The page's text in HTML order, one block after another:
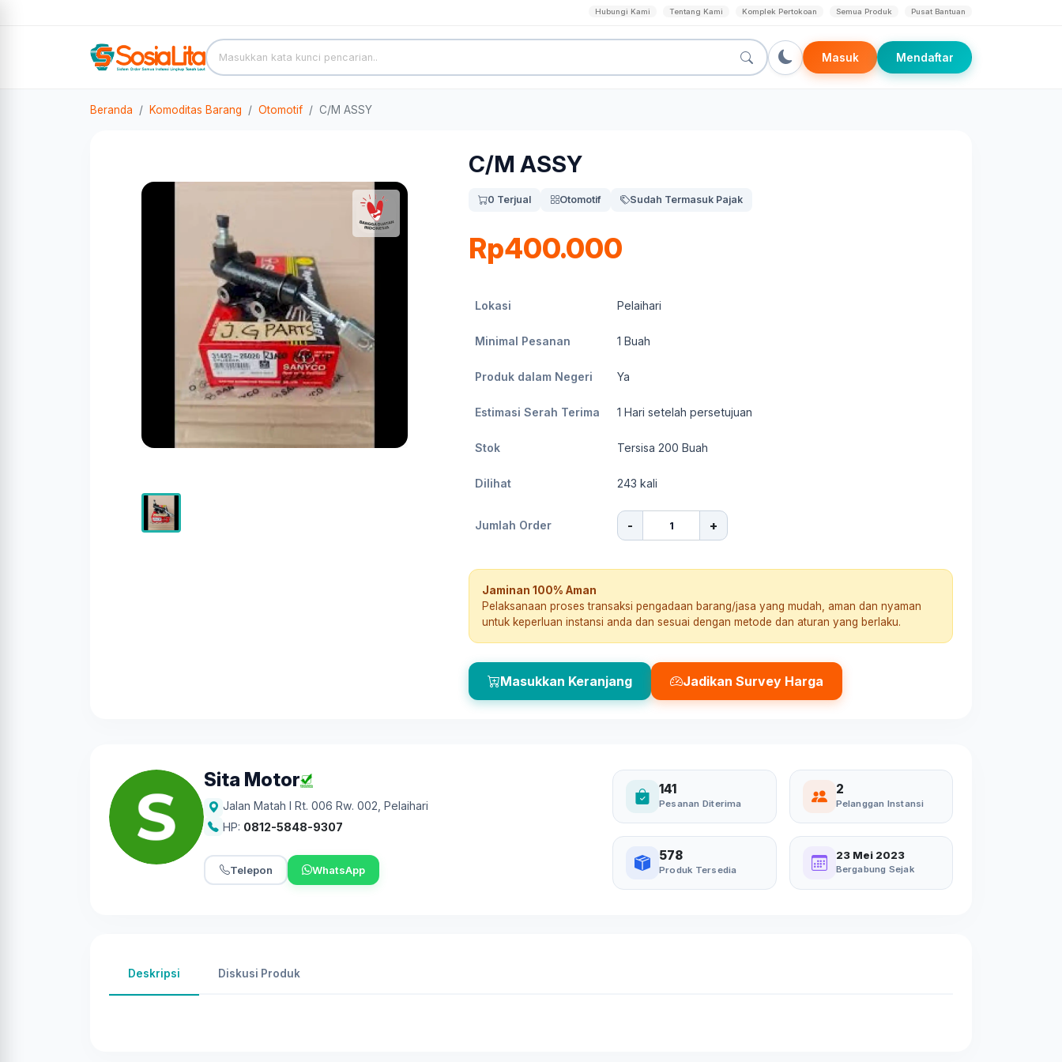
Hubungi Kami Tentang Kami Komplek Pertokoan Semua Produk Pusat Bantuan
Masuk Mendaftar
Beranda Komoditas Barang Otomotif C/M ASSY
C/M ASSY
0 Terjual Otomotif Sudah Termasuk Pajak
Rp400.000
Lokasi Pelaihari
Minimal Pesanan 1 Buah
Produk dalam Negeri Ya
Estimasi Serah Terima 1 Hari setelah persetujuan
Stok Tersisa 200 Buah
Dilihat 243 kali
Jumlah Order - +
Jaminan 100% Aman
Pelaksanaan proses transaksi pengadaan barang/jasa yang mudah, aman dan nyaman
untuk keperluan instansi anda dan sesuai dengan metode dan aturan yang berlaku.
Masukkan Keranjang Jadikan Survey Harga
Sita Motor
Jalan Matah I Rt. 006 Rw. 002 Pelaihari
HP: 0812-5848-9307
Telepon WhatsApp
141
Pesanan Diterima
2
Pelanggan Instansi
578
Produk Tersedia
23 Mei 2023
Bergabung Sejak
Deskripsi Diskusi Produk